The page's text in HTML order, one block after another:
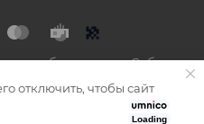
комбинезоны из Сибири
Loading
отключить, чтобы сайт